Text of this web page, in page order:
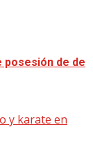
posesión de de
y karate en